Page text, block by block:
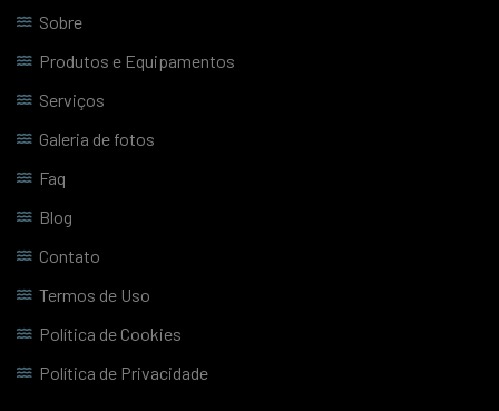
Sobre
Produtos e Equipamentos
Serviços
Galeria de fotos
Faq
Blog
Contato
Termos de Uso
Política de Cookies
Política de Privacidade